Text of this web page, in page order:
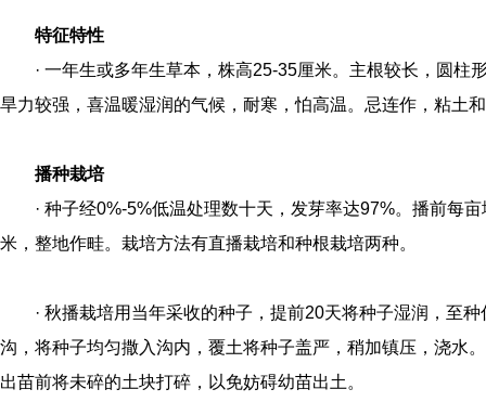
特征特性
· 一年生或多年生草本，株高25-35厘米。主根较长，圆柱
旱力较强，喜温暖湿润的气候，耐寒，怕高温。忌连作，粘土
播种栽培
· 种子经0%-5%低温处理数十天，发芽率达97%。播前每
米，整地作畦。栽培方法有直播栽培和种根栽培两种。
· 秋播栽培用当年采收的种子，提前20天将种子湿润，至
沟，将种子均匀撒入沟内，覆土将种子盖严，稍加镇压，浇水
出苗前将未碎的土块打碎，以免妨碍幼苗出土。